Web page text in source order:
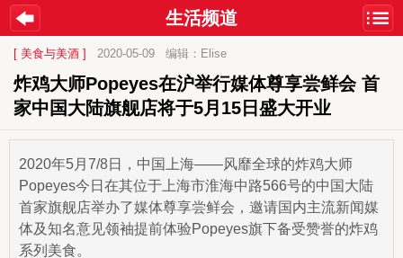
生活频道
[ 美食与美酒 ] 2020-05-09 编辑：Elise
炸鸡大师Popeyes在沪举行媒体尊享尝鲜会 首
家中国大陆旗舰店将于5月15日盛大开业
2020年5月7/8日，中国上海——风靡全球的炸鸡大师
Popeyes今日在其位于上海市淮海中路566号的中国大陆
首家旗舰店举办了媒体尊享尝鲜会，邀请国内主流新闻媒
体及知名意见领袖提前体验Popeyes旗下备受赞誉的炸鸡
系列美食。